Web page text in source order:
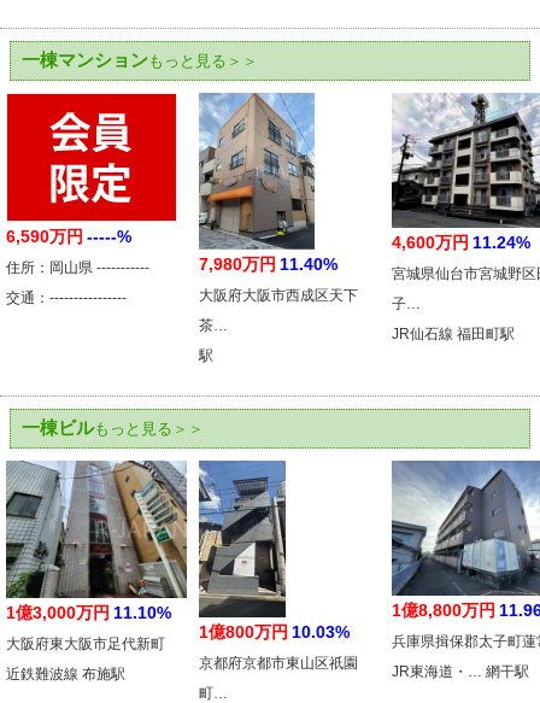
一棟マンションもっと見る＞＞
6,590万円 -----%
住所：岡山県 -----------
交通：----------------
7,980万円 11.40%
大阪府大阪市西成区天下
茶…
駅
4,600万円 11.24%
宮城県仙台市宮城野区
子…
JR仙石線 福田町駅
一棟ビルもっと見る＞＞
1億3,000万円 11.10%
大阪府東大阪市足代新町
近鉄難波線 布施駅
1億800万円 10.03%
京都府京都市東山区祇園
町…
1億8,800万円
兵庫県揖保郡太子町蓮
JR東海道・… 網干駅